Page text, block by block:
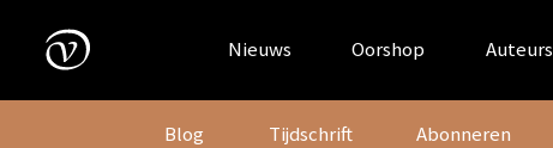
content
Nieuws Oorshop Auteurs
Blog Tijdschrift Abonneren